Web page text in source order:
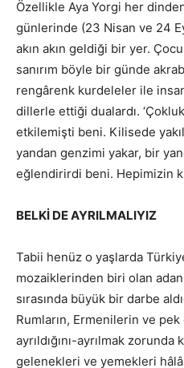
Özellikle Aya Yorgi her
günlerinde (23 Nisan ve 24
akın akın geldiği bir yer.
sanırım böyle bir günde
rengârenk kurdeleler ile
dillerle ettiği dualardı.
etkilemişti beni. Kilisede
yandan genzimi yakar, bir
eğlendirirdi beni. Hepimizin
BELKİ DE AYRILMALIYIZ
Tabii henüz o yaşlarda
mozaiklerinden biri olan
sırasında büyük bir darbe
Rumların, Ermenilerin ve
ayrıldığını-ayrılmak zorunda
gelenekleri ve yemekleri